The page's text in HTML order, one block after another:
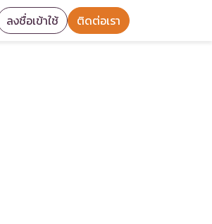
ลงชื่อเข้าใช้ ติดต่อเรา